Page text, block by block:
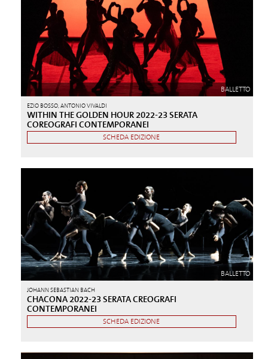
BALLETTO
EZIO BOSSO, ANTONIO VIVALDI
WITHIN THE GOLDEN HOUR 2022-23 SERATA
COREOGRAFI CONTEMPORANEI
SCHEDA EDIZIONE
BALLETTO
JOHANN SEBASTIAN BACH
CHACONA 2022-23 SERATA CREOGRAFI
CONTEMPORANEI
SCHEDA EDIZIONE